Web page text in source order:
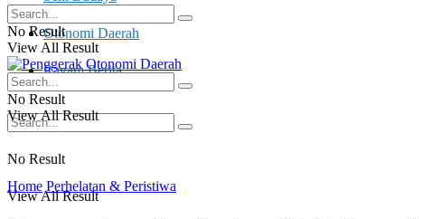
Otonomi Daerah
Ragam Berita
No Result
View All Result
No Result
View All Result
No Result
View All Result
Home Perhelatan & Peristiwa